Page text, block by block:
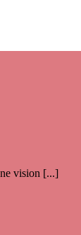
vision [...]